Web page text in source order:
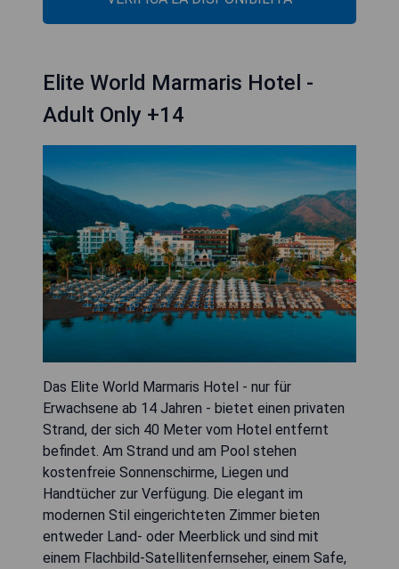
Elite World Marmaris Hotel -
Adult Only +14
Das Elite World Marmaris Hotel - nur für
Erwachsene ab 14 Jahren - bietet einen privaten
Strand, der sich 40 Meter vom Hotel entfernt
befindet. Am Strand und am Pool stehen
kostenfreie Sonnenschirme, Liegen und
Handtücher zur Verfügung. Die elegant im
modernen Stil eingerichteten Zimmer bieten
entweder Land- oder Meerblick und sind mit
einem Flachbild-Satellitenfernseher, einem Safe,